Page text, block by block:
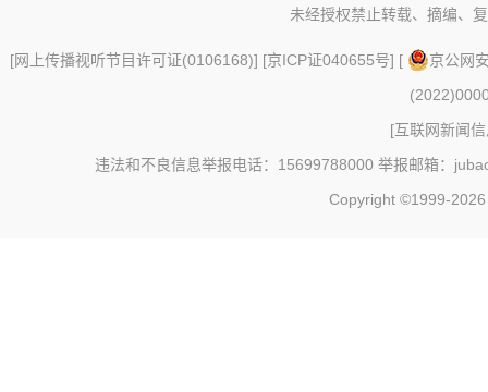
未经授权禁止转载、摘编、
[网上传播视听节目许可证(0106168)] [京ICP证040655号] [
京公网
[互联网新闻
违法和不良信息举报电话：15699788000 举报邮箱：
Copyright ©1999-